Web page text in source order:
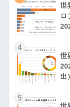
世
ロ
4
世
出）
5